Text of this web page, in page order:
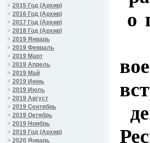
2015 Год (Архив)
2016 Год (Архив)
2017 Год (Архив)
2018 Год (Архив)
2019 Январь
2019 Февраль
2019 Март
2019 Апрель
2019 Май
2019 Июнь
2019 Июль
2019 Август
2019 Сентябрь
2019 Октябрь
2019 Ноябрь
2019 Год (Архив)
2020 Январь
о